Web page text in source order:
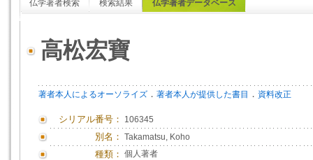
仏学著者検索 検索結果 仏学著者データベース
高松宏寶
著者本人によるオーソライズ ． 著者本人が提供した書目 ． 資料改正
シリアル番号： 106345
別名： Takamatsu, Koho
種類： 個人著者